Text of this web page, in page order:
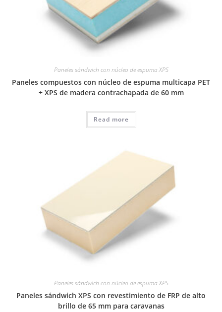
Paneles sándwich con núcleo de espuma XPS
Paneles compuestos con núcleo de espuma multicapa PET
+ XPS de madera contrachapada de 60 mm
Read more
Paneles sándwich con núcleo de espuma XPS
Paneles sándwich XPS con revestimiento de FRP de alto
brillo de 65 mm para caravanas